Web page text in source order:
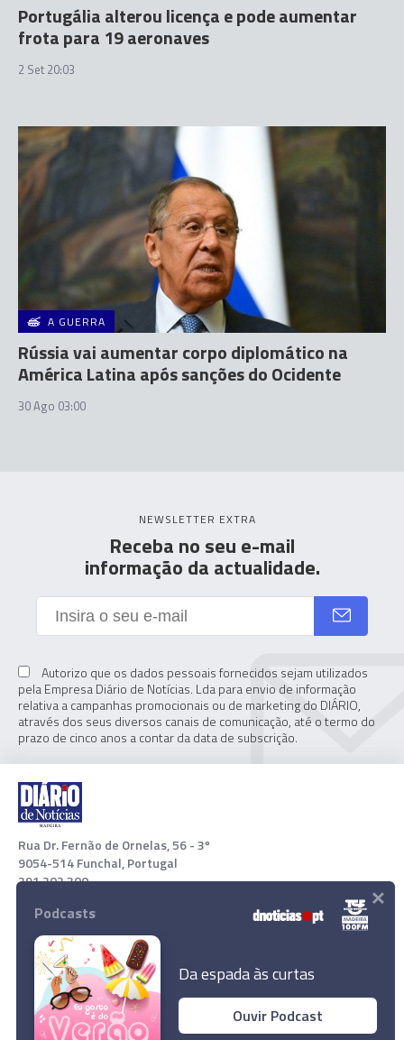
Pensionistas vão receber suplemento extra de
Portugália alterou licença e pode aumentar
frota para 19 aeronaves
2 Set 20:03
A GUERRA
Rússia vai aumentar corpo diplomático na
América Latina após sanções do Ocidente
30 Ago 03:00
NEWSLETTER EXTRA
Receba no seu e-mail
informação da actualidade.
Autorizo que os dados pessoais fornecidos sejam utilizados
pela Empresa Diário de Notícias. Lda para envio de informação
relativa a campanhas promocionais ou de marketing do DIÁRIO,
através dos seus diversos canais de comunicação, até o termo do
prazo de cinco anos a contar da data de subscrição.
Rua Dr. Fernão de Ornelas, 56 - 3º
9054-514 Funchal, Portugal
291 202 300
Download App
Podcasts
Da espada às curtas
Ouvir Podcast
×